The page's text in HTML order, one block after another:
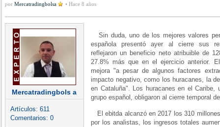
por Mercatradingbolsa • Hace 8 años
Mercatradingbols a
Artículos: 611
Comentarios: 0
Sin duda, uno de los mejores valores
española presentó ayer al cierre sus
reflejaron un beneficio neto atribuible de
27.8% más que en el ejercicio anterior.
mejora "a pesar de algunos factores
impacto negativo, como los huracanes, la
en Cataluña". Los huracanes en el Caribe,
grupo español, obligaron al cierre temporal
El ebitda alcanzó en 2017 los 310
por los analistas, los ingresos totales